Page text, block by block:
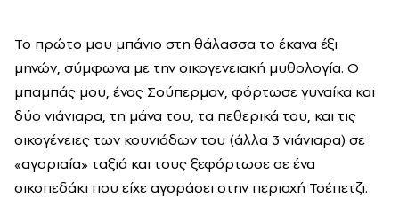
Το πρώτο μου μπάνιο στη θάλασσα το έκανα έξι
μηνών, σύμφωνα με την οικογενειακή μυθολογία. Ο
μπαμπάς μου, ένας Σούπερμαν, φόρτωσε γυναίκα και
δύο νιάνιαρα, τη μάνα του, τα πεθερικά του, και τις
οικογένειες των κουνιάδων του (άλλα 3 νιάνιαρα) σε
«αγοριαία» ταξιά και τους ξεφόρτωσε σε ένα
οικοπεδάκι που είχε αγοράσει στην περιοχή Τσέπετζι.